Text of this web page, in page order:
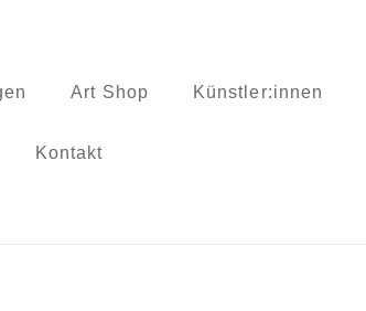
Art Shop Künstler:innen
Kontakt